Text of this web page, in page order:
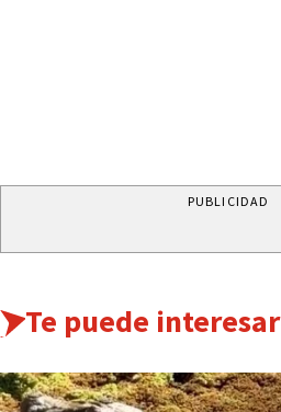
PUBLICIDAD
Te puede interesar